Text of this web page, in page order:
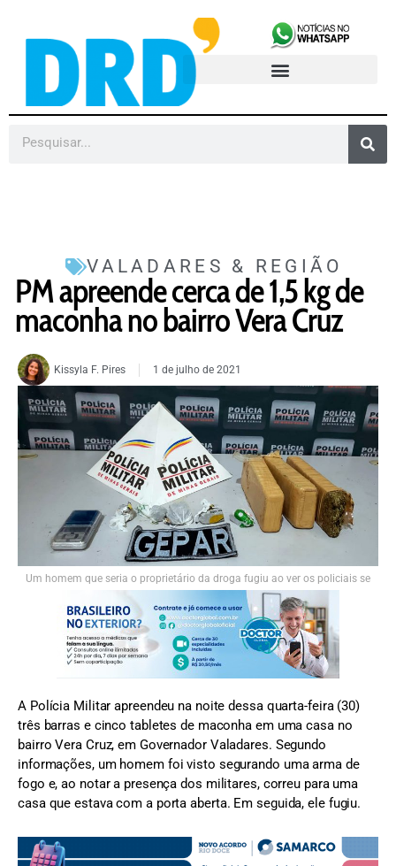
VALADARES & REGIÃO
PM apreende cerca de 1,5 kg de
maconha no bairro Vera Cruz
Kissyla F. Pires 1 de julho de 2021
Um homem que seria o proprietário da droga fugiu ao ver os policiais se
A Polícia Militar apreendeu na noite dessa quarta-feira (30)
três barras e cinco tabletes de maconha em uma casa no
bairro Vera Cruz, em Governador Valadares. Segundo
informações, um homem foi visto segurando uma arma de
fogo e, ao notar a presença dos militares, correu para uma
casa que estava com a porta aberta. Em seguida, ele fugiu.